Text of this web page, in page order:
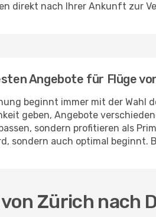
direkt nach Ihrer Ankunft zur
Angebote für Flüge
beginnt immer mit der Wahl
geben, Angebote
sondern profitieren als
sondern auch optimal beginnt.
von Zürich nach